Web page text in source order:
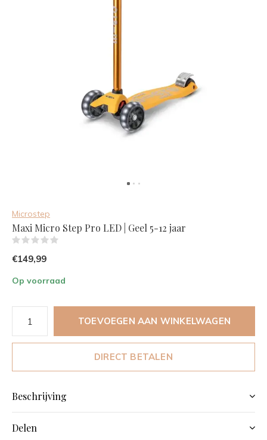
Microstep
Maxi Micro Step Pro LED | Geel 5-12 jaar
€149,99
Op voorraad
TOEVOEGEN AAN WINKELWAGEN
DIRECT BETALEN
Beschrijving
Delen